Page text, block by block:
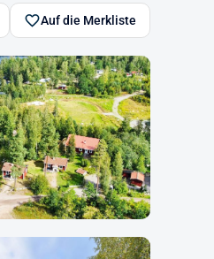
Auf die Merkliste